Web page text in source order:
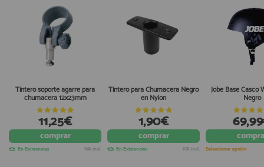
Tintero soporte agarre para
chumacera 12x23mm
11,25€
comprar
En Existencias IVA incl.
Tintero para Chumacera Negro
en Nylon
1,90€
comprar
En Existencias IVA incl.
Jobe Base Casco
Negro
Seleccionar opción